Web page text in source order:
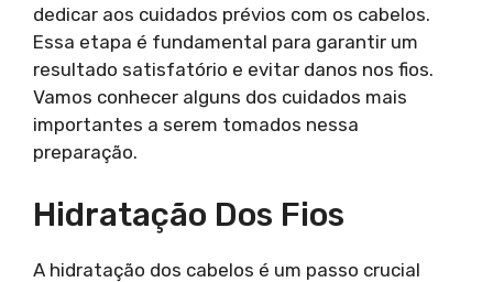
dedicar aos cuidados prévios com os cabelos.
Essa etapa é fundamental para garantir um
resultado satisfatório e evitar danos nos fios.
Vamos conhecer alguns dos cuidados mais
importantes a serem tomados nessa
preparação.
Hidratação Dos Fios
A hidratação dos cabelos é um passo crucial